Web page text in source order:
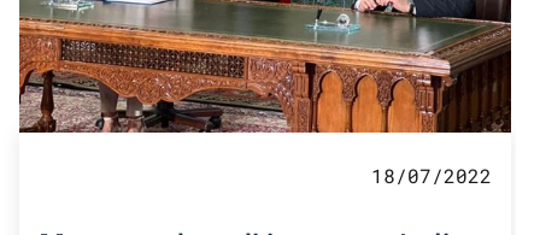
18/07/2022